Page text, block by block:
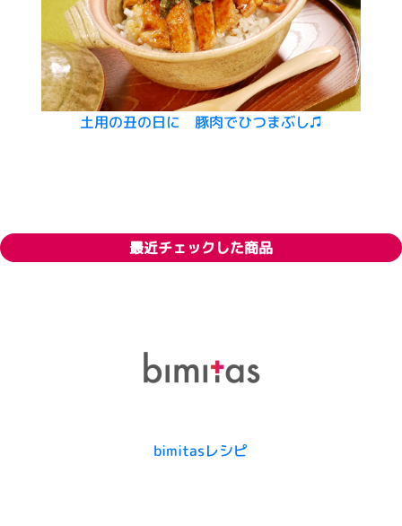
土用の丑の日に 豚肉でひつまぶし♫
最近チェックした商品
bimitasレシピ